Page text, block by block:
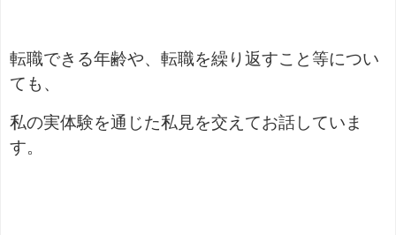
転職できる年齢や、転職を繰り返すこと等につい
ても、
私の実体験を通じた私見を交えてお話していま
す。